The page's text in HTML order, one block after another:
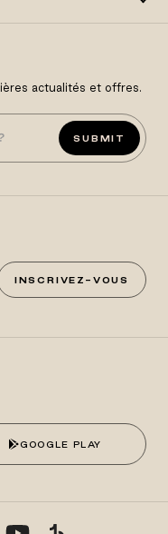
actualités et offres.
SUBMIT
INSCRIVEZ-VOUS
GOOGLE PLAY